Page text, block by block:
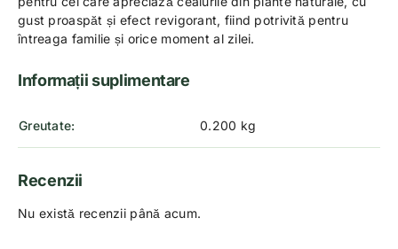
gust proaspăt și efect revigorant, fiind potrivită pentru
întreaga familie și orice moment al zilei.
Informații suplimentare
Greutate 0.200 kg
Recenzii
Nu există recenzii până acum.